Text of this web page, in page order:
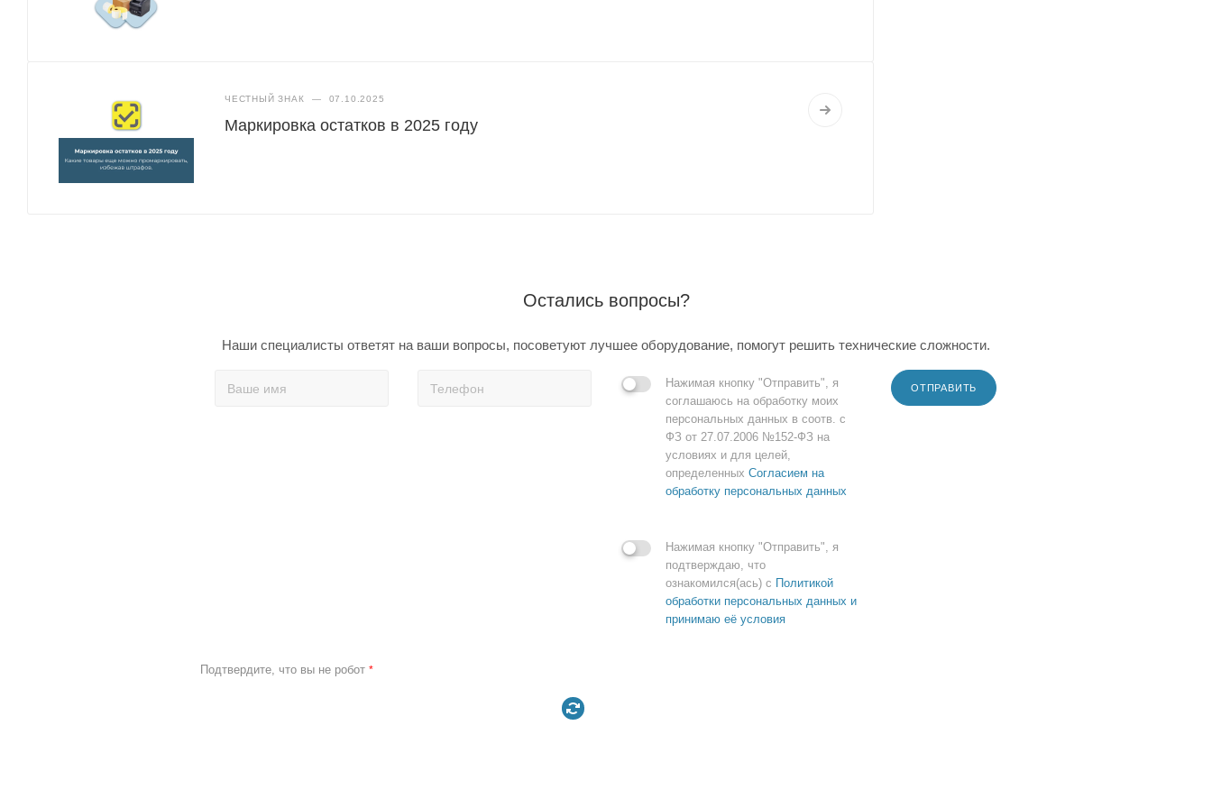
ЧЕСТНЫЙ ЗНАК — 07.10.2025
Маркировка остатков в 2025 году
Остались вопросы?
Наши специалисты ответят на ваши вопросы, посоветуют лучшее оборудование, помогут решить технические сложности.
Нажимая кнопку "Отправить", я
соглашаюсь на обработку моих
персональных данных в соотв. с
ФЗ от 27.07.2006 №152-ФЗ на
условиях и для целей,
определенных Согласием на
обработку персональных данных
Нажимая кнопку "Отправить", я
подтверждаю, что
ознакомился(ась) с Политикой
обработки персональных данных и
принимаю её условия
ОТПРАВИТЬ
Подтвердите, что вы не робот *